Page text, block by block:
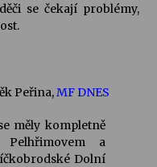
Kolchoz a
se čekají problémy,
Peřina,MF DNES
měly kompletně
a
Dolní